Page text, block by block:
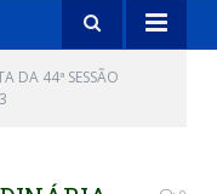
DA 44ª SESSÃO